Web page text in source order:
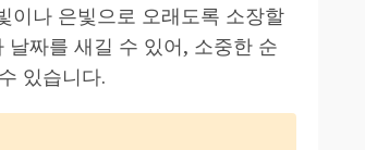
이나 은빛으로 오래도록 소장할
짜를 새길 수 있어, 소중한 순
있습니다.